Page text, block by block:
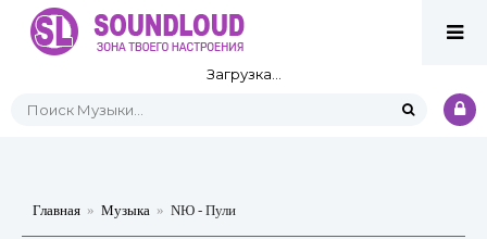
Загрузка...
Главная » Музыка » NЮ - Пули